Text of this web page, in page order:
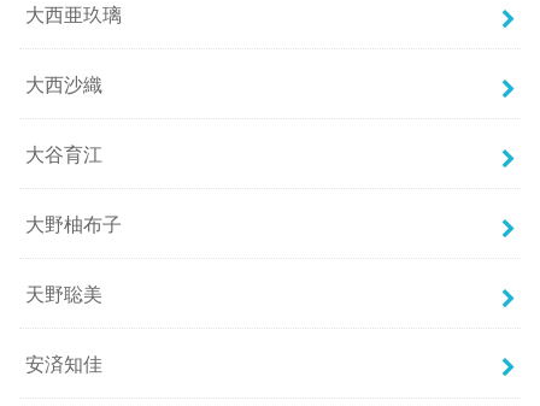
大西亜玖璃
大西沙織
大谷育江
大野柚布子
天野聡美
安済知佳